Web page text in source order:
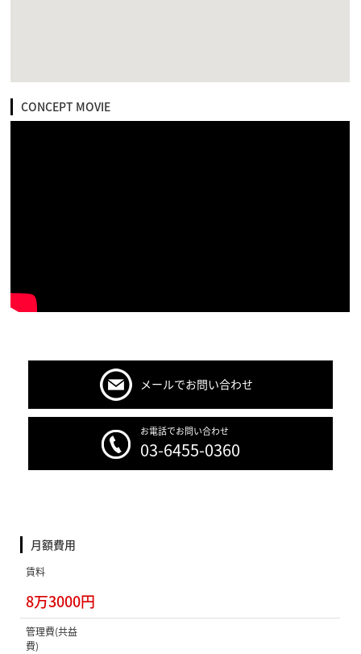
CONCEPT MOVIE
メールでお問い合わせ
お電話でお問い合わせ
03-6455-0360
月額費用
賃料
8万3000円
管理費(共益
費)